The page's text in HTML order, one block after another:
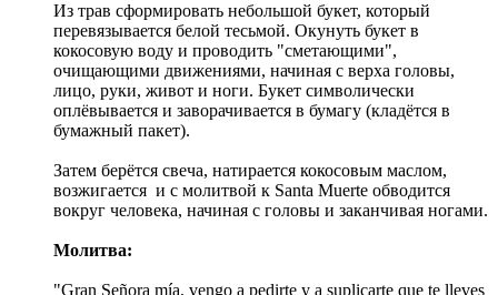
Из трав сформировать небольшой букет, который
перевязывается белой тесьмой. Окунуть букет в
кокосовую воду и проводить "сметающими",
очищающими движениями, начиная с верха головы,
лицо, руки, живот и ноги. Букет символически
оплёвывается и заворачивается в бумагу (кладётся в
бумажный пакет).
Затем берётся свеча, натирается кокосовым маслом,
возжигается и с молитвой к Santa Muerte обводится
вокруг человека, начиная с головы и заканчивая ногами.
Молитва:
"Gran Señora mía, vengo a pedirte y a suplicarte que te lleves